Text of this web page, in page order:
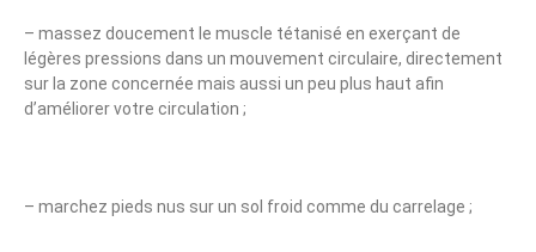
– massez doucement le muscle tétanisé en exerçant de
légères pressions dans un mouvement circulaire, directement
sur la zone concernée mais aussi un peu plus haut afin
d’améliorer votre circulation ;
– marchez pieds nus sur un sol froid comme du carrelage ;